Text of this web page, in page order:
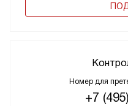
Номер для
+7